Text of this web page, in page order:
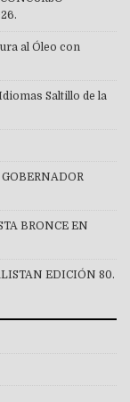
al Óleo con
Saltillo de la
BRONCE EN
EDICIÓN 80.